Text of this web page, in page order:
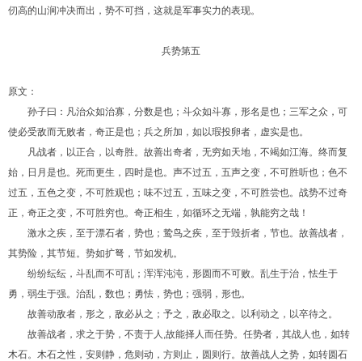
仞高的山涧冲决而出，势不可挡，这就是军事实力的表现。
兵势第五
原文：
孙子曰：凡治众如治寡，分数是也；斗众如斗寡，形名是也；三军之众，可
使必受敌而无败者，奇正是也；兵之所加，如以瑕投卵者，虚实是也。
凡战者，以正合，以奇胜。故善出奇者，无穷如天地，不竭如江海。终而复
始，日月是也。死而更生，四时是也。声不过五，五声之变，不可胜听也；色不
过五，五色之变，不可胜观也；味不过五，五味之变，不可胜尝也。战势不过奇
正，奇正之变，不可胜穷也。奇正相生，如循环之无端，孰能穷之哉！
激水之疾，至于漂石者，势也；鸷鸟之疾，至于毁折者，节也。故善战者，
其势险，其节短。势如扩弩，节如发机。
纷纷纭纭，斗乱而不可乱；浑浑沌沌，形圆而不可败。乱生于治，怯生于
勇，弱生于强。治乱，数也；勇怯，势也；强弱，形也。
故善动敌者，形之，敌必从之；予之，敌必取之。以利动之，以卒待之。
故善战者，求之于势，不责于人 故能择人而任势。任势者，其战人也，如转
木石。木石之性，安则静，危则动，方则止，圆则行。故善战人之势，如转圆石